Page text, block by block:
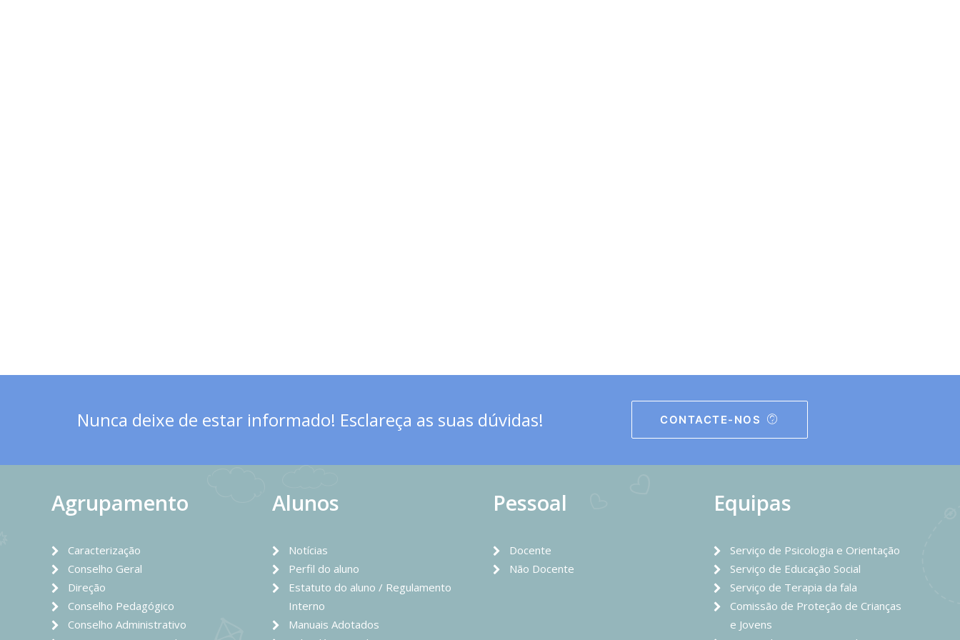
Nunca deixe de estar informado! Esclareça as suas dúvidas! CONTACTE-NOS
Agrupamento
Caracterização
Conselho Geral
Direção
Conselho Pedagógico
Conselho Administrativo
Alunos
Notícias
Perfil do aluno
Estatuto do aluno / Regulamento
Interno
Manuais Adotados
Pessoal
Docente
Não Docente
Equipas
Serviço de Psicologia e Orientação
Serviço de Educação Social
Serviço de Terapia da fala
Comissão de Proteção de Crianças
e Jovens